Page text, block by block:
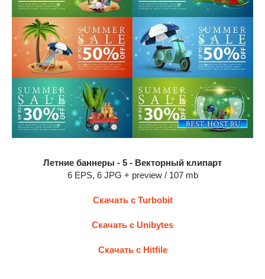
Летние баннеры - 5 - Векторный клипарт
6 EPS, 6 JPG + preview / 107 mb
Скачать с Turbobit
Скачать с Unibytes
Скачать с Hitfile